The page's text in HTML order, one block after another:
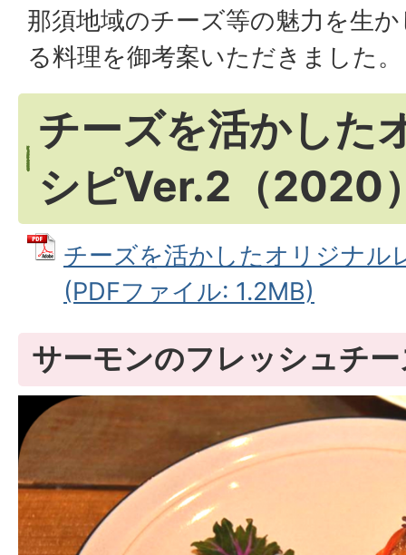
那須地域のチーズ等の魅力を生
る料理を御考案いただきました。
チーズを活かした
シピVer.2（2020
チーズを活かしたオリジナル
(PDFファイル: 1.2MB)
サーモンのフレッシュチ